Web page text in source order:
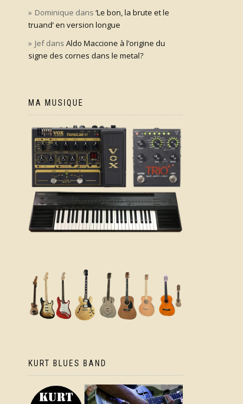
Dominique dans ‘Le bon, la brute et le
truand’ en version longue
Jefdans Aldo Maccione à l’origine du
signe des cornes dans le metal?
MA MUSIQUE
KURT BLUES BAND